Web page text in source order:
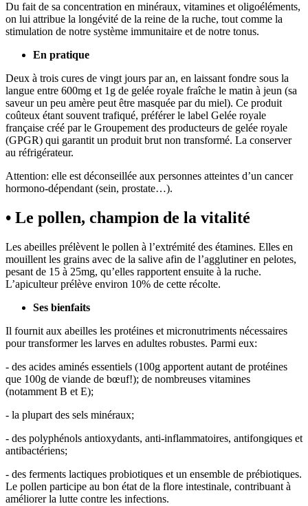
Du fait de sa concentration en minéraux, vitamines et oligoéléments,
on lui attribue la longévité de la reine de la ruche, tout comme la
stimulation de notre système immunitaire et de notre tonus.
En pratique
Deux à trois cures de vingt jours par an, en laissant fondre sous la
langue entre 600mg et 1g de gelée royale fraîche le matin à jeun (sa
saveur un peu amère peut être masquée par du miel). Ce produit
coûteux étant souvent trafiqué, préférer le label Gelée royale
française créé par le Groupement des producteurs de gelée royale
(GPGR) qui garantit un produit brut non transformé. La conserver
au réfrigérateur.
Attention: elle est déconseillée aux personnes atteintes d’un cancer
hormono-dépendant (sein, prostate…).
• Le pollen, champion de la vitalité
Les abeilles prélèvent le pollen à l’extrémité des étamines. Elles en
mouillent les grains avec de la salive afin de l’agglutiner en pelotes,
pesant de 15 à 25mg, qu’elles rapportent ensuite à la ruche.
L’apiculteur prélève environ 10% de cette récolte.
Ses bienfaits
Il fournit aux abeilles les protéines et micronutriments nécessaires
pour transformer les larves en adultes robustes. Parmi eux:
- des acides aminés essentiels (100g apportent autant de protéines
que 100g de viande de bœuf!); de nombreuses vitamines
(notamment B et E);
- la plupart des sels minéraux;
- des polyphénols antioxydants, anti-inflammatoires, antifongiques et
antibactériens;
- des ferments lactiques probiotiques et un ensemble de prébiotiques.
Le pollen participe au bon état de la flore intestinale, contribuant à
améliorer la lutte contre les infections.